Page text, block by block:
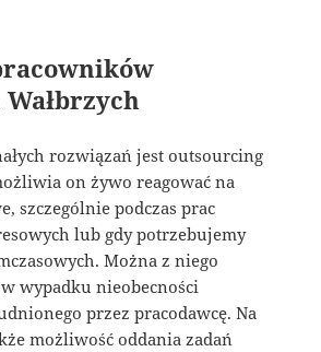
rozwiązań jest outsourcing
on żywo reagować na
szczególnie podczas prac
lub gdy potrzebujemy
Można z niego
wypadku nieobecności
przez pracodawcę. Na
możliwość oddania zadań